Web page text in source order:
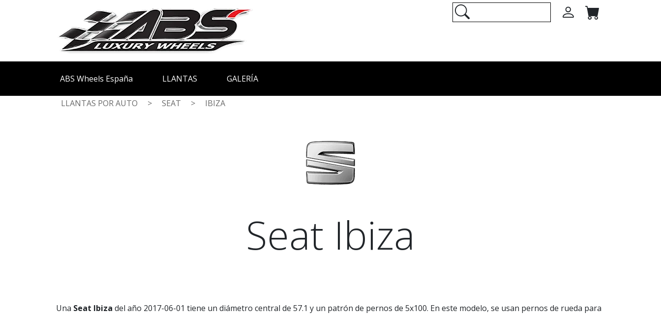
ABS Wheels España LLANTAS GALERÍA
LLANTAS POR AUTO > SEAT > IBIZA
Seat Ibiza
Una Seat Ibiza del año 2017-06-01 tiene un diámetro central de 57.1 y un patrón de pernos de 5x100. En este modelo, se usan pernos de rueda para